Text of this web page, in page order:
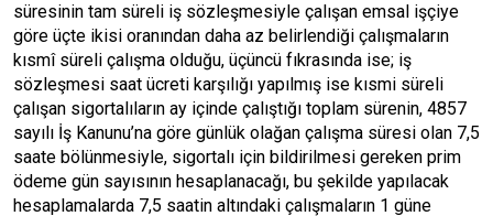
süresinin tam süreli iş sözleşmesiyle çalışan emsal işçiye
göre üçte ikisi oranından daha az belirlendiği çalışmaların
kısmî süreli çalışma olduğu, üçüncü fıkrasında ise; iş
sözleşmesi saat ücreti karşılığı yapılmış ise kısmi süreli
çalışan sigortalıların ay içinde çalıştığı toplam sürenin, 4857
sayılı İş Kanunu’na göre günlük olağan çalışma süresi olan 7,5
saate bölünmesiyle, sigortalı için bildirilmesi gereken prim
ödeme gün sayısının hesaplanacağı, bu şekilde yapılacak
hesaplamalarda 7,5 saatin altındaki çalışmaların 1 güne